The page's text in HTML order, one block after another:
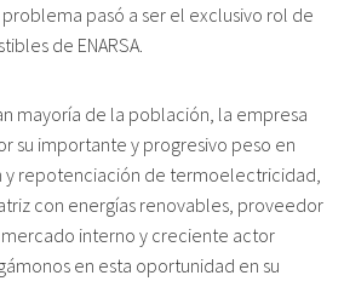
pasó a ser el exclusivo rol de
de ENARSA.
mayoría de la población, la empresa
su importante y progresivo peso en
repotenciación de termoelectricidad,
con energías renovables, proveedor
interno y creciente actor
en esta oportunidad en su